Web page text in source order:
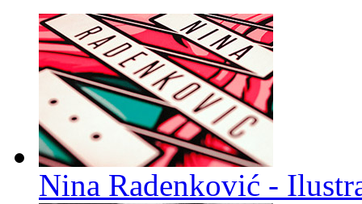
Nina Radenković -